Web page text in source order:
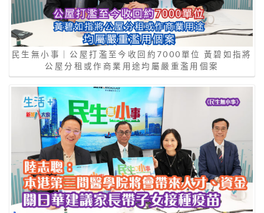
民生無小事｜公屋打濫至今收回約7000單位 黃碧如指將
公屋分租或作商業用途均屬嚴重濫用個案